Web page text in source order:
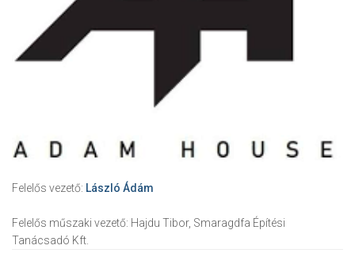
Felelős vezető: László Ádám
Felelős műszaki vezető: Hajdu Tibor, Smaragdfa Építési
Tanácsadó Kft.